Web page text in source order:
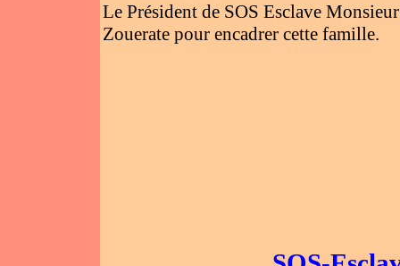
Le Président de SOS Esclave
Zouerate pour encadrer cette famille.